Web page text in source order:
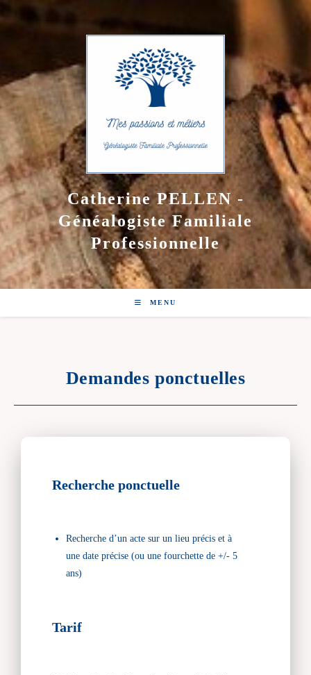
Catherine PELLEN -
Généalogiste Familiale
Professionnelle
MENU
Demandes ponctuelles
Recherche ponctuelle
Recherche d’un acte sur un lieu précis et à
une date précise (ou une fourchette de +/- 5
ans)
Tarif